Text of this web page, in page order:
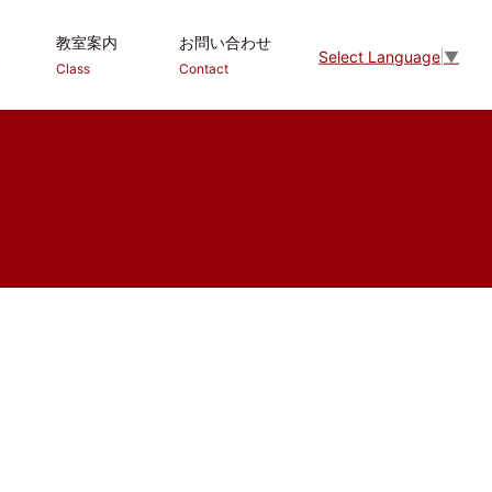
Select Language ▼
教室案内
Class
お問い合わせ
Contact